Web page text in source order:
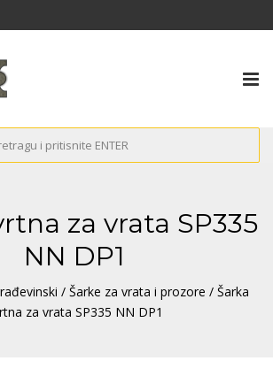
za vrata SP335
NN DP1
/ Šarke za vrata i prozore / Šarka
za vrata SP335 NN DP1